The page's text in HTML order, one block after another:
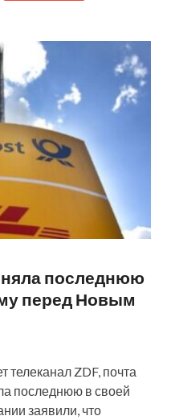
последнюю
перед Новым
телеканал ZDF, почта
последнюю в своей
заявили, что